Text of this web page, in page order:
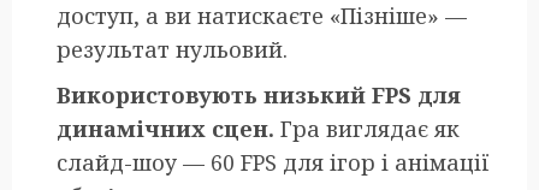
доступ, а ви натискаєте «Пізніше» —
результат нульовий.
Використовують низький FPS для
динамічних сцен. Гра виглядає як
слайд-шоу — 60 FPS для ігор і анімації